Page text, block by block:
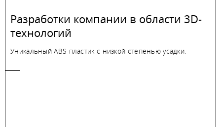
Разработки компании в области 3D-
технологий
Уникальный ABS пластик с низкой степенью усадки.